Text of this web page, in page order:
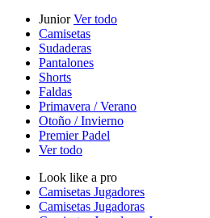
JuniorVer todo
Camisetas
Sudaderas
Pantalones
Shorts
Faldas
Primavera / Verano
Otoño / Invierno
Premier Padel
Ver todo
Look like a pro
Camisetas Jugadores
Camisetas Jugadoras